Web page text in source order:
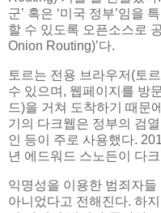
군’ 혹은 ‘미국 정부’임을
할 수 있도록 오픈소스로
Onion Routing)’다.
토르는 전용 브라우저(토
수 있으며, 웹페이지를 방
드)을 거쳐 도착하기 때문
기의 다크웹은 정부의 검
인 등이 주로 사용했다.
년 에드워드 스노든이 다
익명성을 이용한 범죄자
아니었다고 전해진다. 하